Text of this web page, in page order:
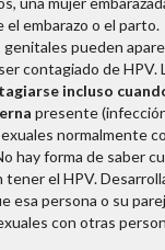
el embarazo o el parto.
genitales pueden
contagiado de HPV.
incluso
presente
normalmente
hay forma de saber
tener el HPV.
esa persona o su
con otras